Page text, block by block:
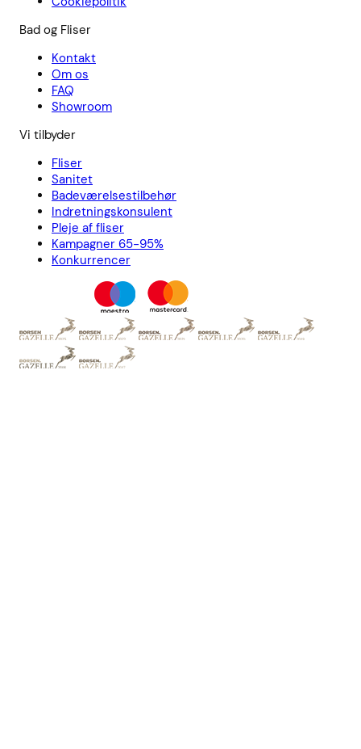
Bad og Fliser
Kontakt
Om os
FAQ
Showroom
Vi tilbyder
Fliser
Sanitet
Badeværelsestilbehør
Indretningskonsulent
Pleje af fliser
Kampagner 65-95%
Konkurrencer